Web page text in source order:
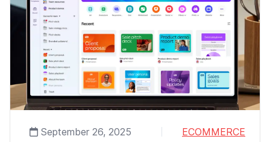
September 26, 2025 ECOMMERCE